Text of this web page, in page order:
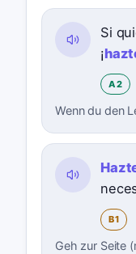
Si
¡
A2
Wenn du den
B1
Geh zur Seite